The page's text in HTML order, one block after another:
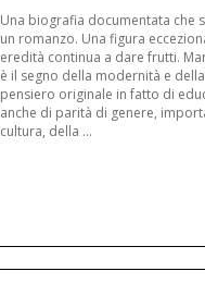
Una biografia documentata che
un romanzo. Una figura
eredità continua a dare frutti.
è il segno della modernità e
pensiero originale in fatto di
anche di parità di genere,
cultura, della ...